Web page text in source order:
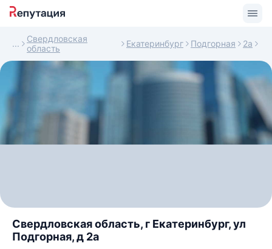
Свердловская
область
Екатеринбург Подгорная 2а
Свердловская область, г Екатеринбург, ул
Подгорная, д 2а